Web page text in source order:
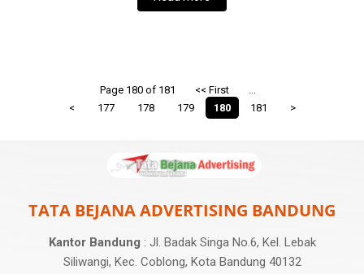
Page 180 of 181 << First
...
<
177 178 179 180 181 >
TATA BEJANA ADVERTISING BANDUNG
Kantor Bandung : Jl. Badak Singa No.6, Kel. Lebak
Siliwangi, Kec. Coblong, Kota Bandung 40132